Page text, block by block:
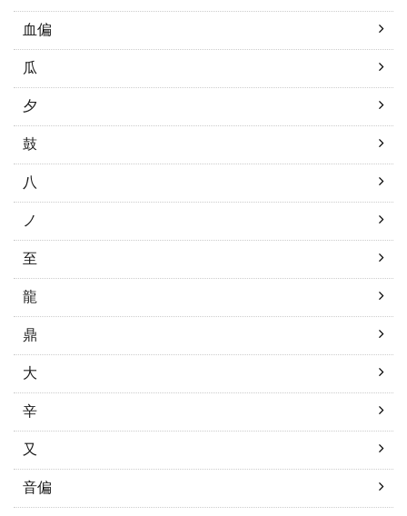
血偏
瓜
夕
鼓
八
ノ
至
龍
鼎
大
辛
又
音偏